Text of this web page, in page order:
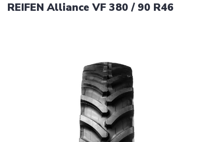
REIFEN Alliance VF 380 / 90 R46